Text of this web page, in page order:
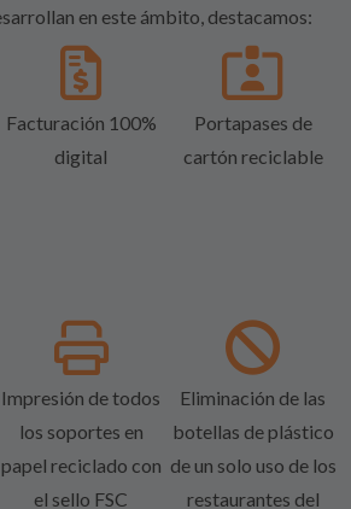
en este ámbito, destacamos:
Facturación 100%
digital
Portapases de
cartón reciclable
Impresión de todos
los soportes en
papel reciclado con
el sello FSC
Eliminación de las
botellas de plástico
de un solo uso de los
restaurantes del